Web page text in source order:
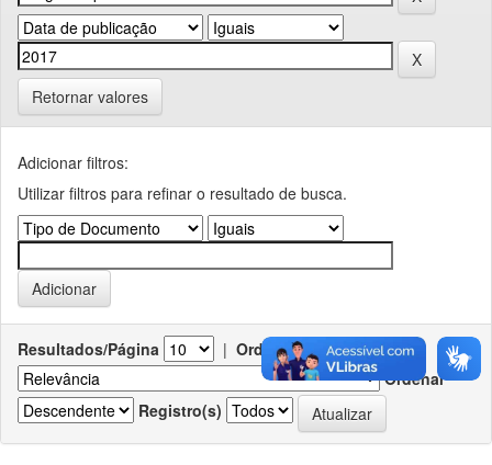
Retornar valores
Adicionar filtros:
Utilizar filtros para refinar o resultado de busca.
Resultados/Página | Ordenar registros por
Ordenar
Registro(s)